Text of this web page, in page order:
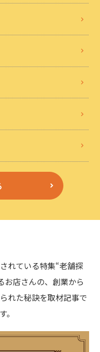
れている特集“老舗探
お店さんの、創業から
れた秘訣を取材記事で